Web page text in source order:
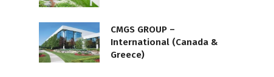
CMGS GROUP –
International (Canada &
Greece)